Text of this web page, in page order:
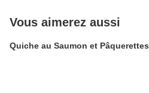
Vous aimerez aussi
Quiche au Saumon et Pâquerettes